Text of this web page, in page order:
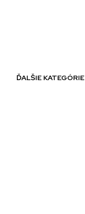
ĎALŠIE KATEGÓRIE